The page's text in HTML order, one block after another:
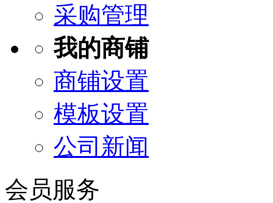
采购管理
我的商铺
商铺设置
模板设置
公司新闻
会员服务